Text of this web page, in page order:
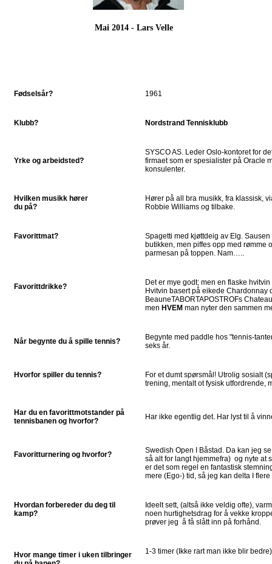
Mai 2014 - Lars Velle
Fødselsår? 1961
Klubb? Nordstrand Tennisklubb
Yrke og arbeidsted?
SYSCO AS. Leder Oslo-kontoret for
firmaet som er spesialister på Oracle
konsulenter.
Hvilken musikk hører
du på?
Hører på all bra musikk, fra klassisk,
Robbie Williams og tilbake.
Favorittmat?
Spagetti med kjøttdeig av Elg.
butikken, men piffes opp med rømme
parmesan på toppen. Nam…..
Favorittdrikke?
Det er mye godt; men en flaske
Hvitvin basert på eikede Chardonnay
BeauneTABORTAPOSTROFs
men HVEM man nyter den sammen
Når begynte du å spille tennis?
Begynte med paddle hos "tennis-
seks år.
Hvorfor spiller du tennis?
For et dumt spørsmål! Utrolig sosialt
trening, mentalt ot fysisk utfordrende,
Har du en favorittmotstander på
tennisbanen og hvorfor?
Har ikke egentlig det. Har lyst til å
Favoritturnering og hvorfor?
Swedish Open I Båstad. Da kan jeg
så alt for langt hjemmefra) og nyte at
er det som regel en fantastisk
mere (Ego-) tid, så jeg kan delta I
Hvordan forbereder du deg til
kamp?
Ideelt sett, (altså ikke veldig ofte),
noen hurtighetsdrag for å vekke
prøver jeg å få slått inn på forhånd.
Hvor mange timer i uken tilbringer
1-3 timer (Ikke rart man ikke blir bedre)